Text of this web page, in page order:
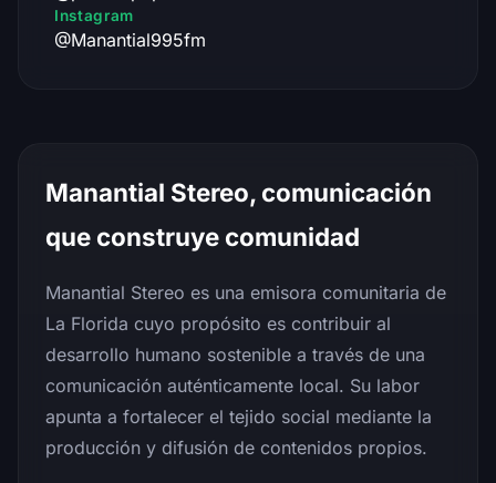
Instagram
@Manantial995fm
Manantial Stereo, comunicación
que construye comunidad
Manantial Stereo es una emisora comunitaria de
La Florida cuyo propósito es contribuir al
desarrollo humano sostenible a través de una
comunicación auténticamente local. Su labor
apunta a fortalecer el tejido social mediante la
producción y difusión de contenidos propios.